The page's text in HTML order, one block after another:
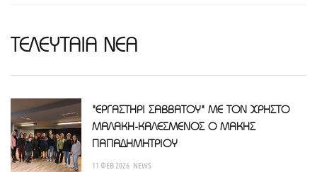
ΤΕΛΕΥΤΑΙΑ ΝΕΑ
"ΕΡΓΑΣΤΗΡΙ ΣΑΒΒΑΤΟΥ" ΜΕ ΤΟΝ ΧΡΗΣΤΟ
ΜΑΛΑΚΗ-ΚΑΛΕΣΜΕΝΟΣ Ο ΜΑΚΗΣ
ΠΑΠΑΔΗΜΗΤΡΙΟΥ
11 ΦΕΒ 2026 NEWS